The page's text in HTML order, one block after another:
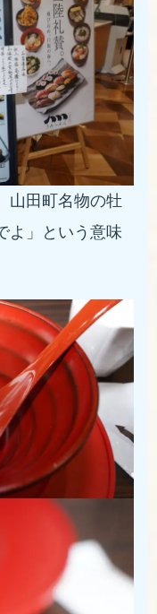
山田町名物の牡
よ」という意味